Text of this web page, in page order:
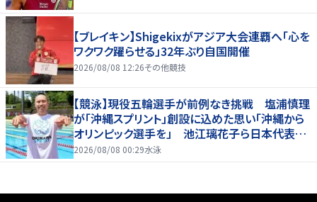
【ブレイキン】Shigekixがアジア大会連覇へ「心を
ワクワク躍らせる」32年ぶり自国開催
2026/08/08 12:26その他競技
【競泳】現役五輪選手が前例なき挑戦 塩浦慎理
が「沖縄スプリント」創設に込めた思い「沖縄から
オリンピック選手を」 池江璃花子ら日本代表も
参戦
2026/08/08 00:29水泳